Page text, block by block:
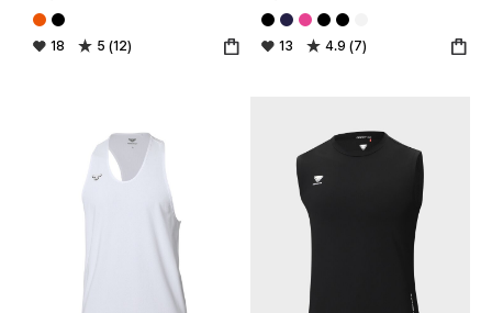
18 5 (12) 13 4.9 (7)